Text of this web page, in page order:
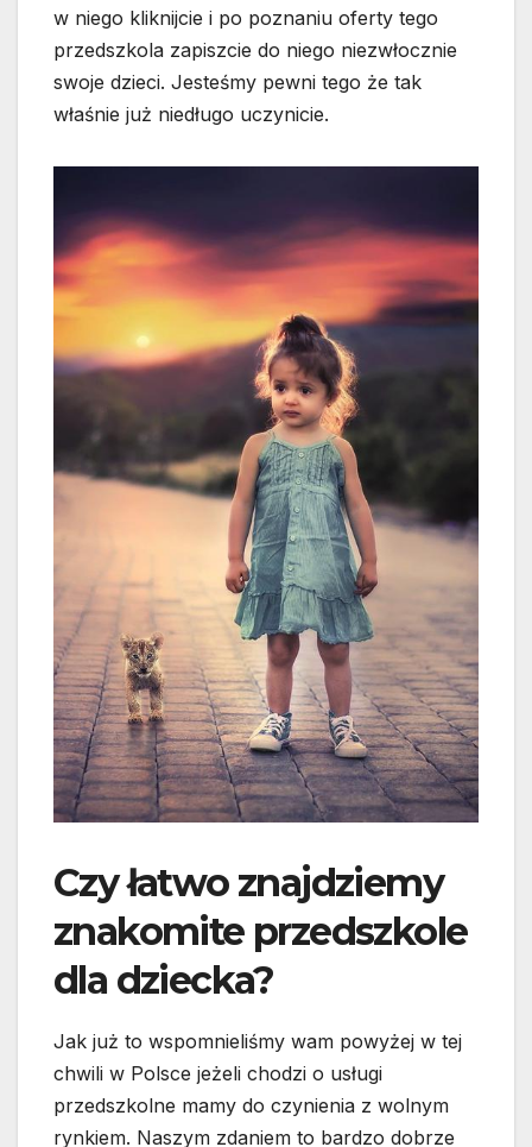
w niego kliknijcie i po poznaniu oferty tego
przedszkola zapiszcie do niego niezwłocznie
swoje dzieci. Jesteśmy pewni tego że tak
właśnie już niedługo uczynicie.
Czy łatwo znajdziemy
znakomite przedszkole
dla dziecka?
Jak już to wspomnieliśmy wam powyżej w tej
chwili w Polsce jeżeli chodzi o usługi
przedszkolne mamy do czynienia z wolnym
rynkiem. Naszym zdaniem to bardzo dobrze